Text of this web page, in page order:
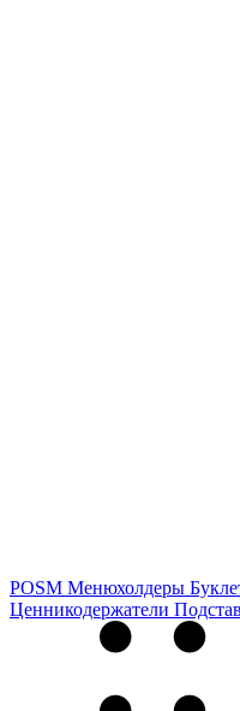
POSM Менюхолдеры
Ценникодер­жа­те­ли